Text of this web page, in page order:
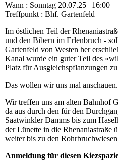
Wann : Sonntag 20.07.25 | 16:00
Treffpunkt : Bhf. Gartenfeld
Im östlichen Teil der
und den Bibern im Erlenbruch -
Gartenfeld von Westen her
Kanal wurde ein guter Teil des
Platz für Ausgleichspflanzungen
Das wollen wir uns mal anschauen.
Wir treffen uns am alten Bahnhof
da aus durch den für den
Saatwinkler Damms bis zum
der Lünette in die Rhenaniastraße
weiter bis zu den
Anmeldung für diesen